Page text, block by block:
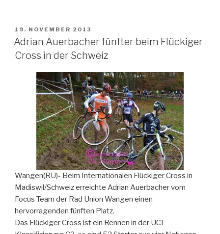
VERÖFFENTLICHT
AM
19. NOVEMBER 2013
Adrian Auerbacher fünfter beim Flückiger
Cross in der Schweiz
Wangen(RU)- Beim Internationalen Flückiger Cross in
Madiswil/Schweiz erreichte Adrian Auerbacher vom
Focus Team der Rad Union Wangen einen
hervorragenden fünften Platz.
Das Flückiger Cross ist ein Rennen in der UCI